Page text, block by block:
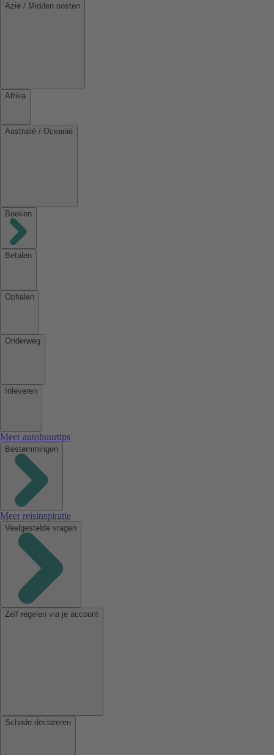
Azië / Midden oosten
Afrika
Australië / Oceanië
Boeken
Betalen
Ophalen
Onderweg
Inleveren
Meer autohuurtips
Bestemmingen
Meer reisinspiratie
Veelgestelde vragen
Zelf regelen via je account
Schade declareren